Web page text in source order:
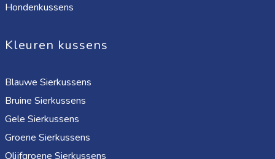
Hondenkussens
Kleuren kussens
Blauwe Sierkussens
Bruine Sierkussens
Gele Sierkussens
Groene Sierkussens
Olijfgroene Sierkussens